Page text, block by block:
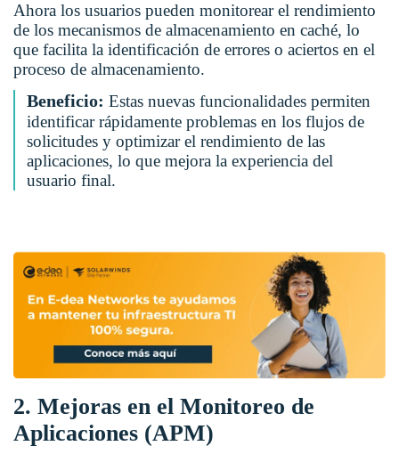
Ahora los usuarios pueden monitorear el rendimiento
de los mecanismos de almacenamiento en caché, lo
que facilita la identificación de errores o aciertos en el
proceso de almacenamiento.
Beneficio: Estas nuevas funcionalidades permiten
identificar rápidamente problemas en los flujos de
solicitudes y optimizar el rendimiento de las
aplicaciones, lo que mejora la experiencia del
usuario final.
2. Mejoras en el Monitoreo de
Aplicaciones (APM)